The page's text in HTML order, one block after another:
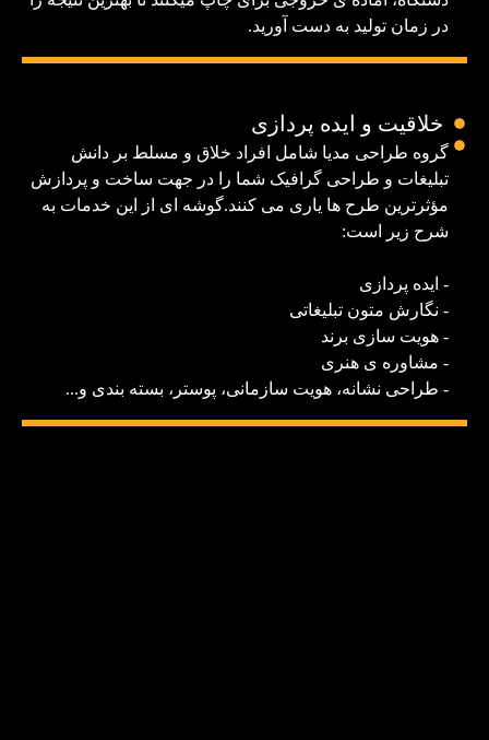
در زمان تولید به دست آورید.
خلاقیت و ایده پردازی
گروه طراحی مدیا شامل افراد خلاق و مسلط بر دانش
تبلیغات و طراحی گرافیک شما را در جهت ساخت و پردازش
مؤثرترین طرح ها یاری می کنند.گوشه ای از این خدمات به
شرح زیر است:
- ایده پردازی
- نگارش متون تبلیغاتی
- هویت سازی برند
- مشاوره ی هنری
- طراحی نشانه، هویت سازمانی، پوستر، بسته بندی و...